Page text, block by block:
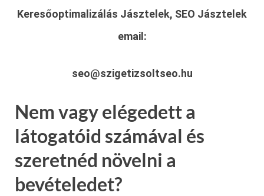
Keresőoptimalizálás Jásztelek, SEO Jásztelek
email:
seo@szigetizsoltseo.hu
Nem vagy elégedett a
látogatóid számával és
szeretnéd növelni a
bevételedet?